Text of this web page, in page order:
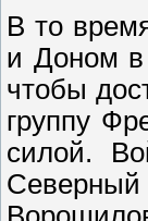
В то
и Доном в
чтобы
группу
силой.